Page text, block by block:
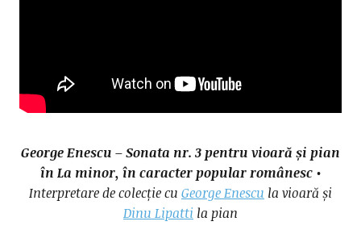
George Enescu – Sonata nr. 3 pentru vioară și pian
în La minor, în caracter popular românesc•
Interpretare de colecție cu George Enescu la vioară și
Dinu Lipatti la pian